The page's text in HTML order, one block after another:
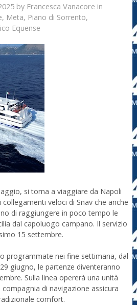
by Francesca Vanacore in
, Meta, Piano di Sorrento,
Equense
si torna a viaggiare da Napoli
veloci di Snav che anche
di raggiungere in poco tempo le
dal capoluogo campano. Il servizio
15 settembre.
programmate nei fine settimana, dal
giugno, le partenze diventeranno
Sulla linea opererà una unità
compagnia di navigazione assicura
comfort.